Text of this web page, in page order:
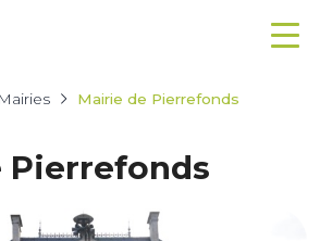
Mairies Mairie de Pierrefonds
Pierrefonds